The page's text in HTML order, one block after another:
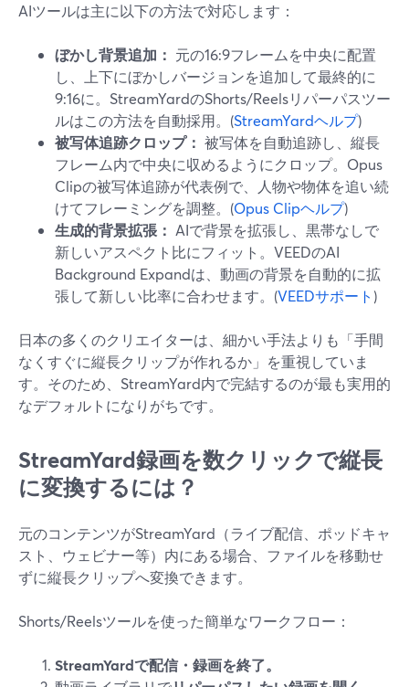
AIツールは主に以下の方法で対応します：
ぼかし背景追加： 元の16:9フレームを中央に配置
し、上下にぼかしバージョンを追加して最終的に
9:16に。StreamYardのShorts/Reelsリパーパスツー
ルはこの方法を自動採用。(StreamYardヘルプ)
被写体追跡クロップ： 被写体を自動追跡し、縦長
フレーム内で中央に収めるようにクロップ。Opus
Clipの被写体追跡が代表例で、人物や物体を追い続
けてフレーミングを調整。(Opus Clipヘルプ)
生成的背景拡張： AIで背景を拡張し、黒帯なしで
新しいアスペクト比にフィット。VEEDのAI
Background Expandは、動画の背景を自動的に拡
張して新しい比率に合わせます。(VEEDサポート )
日本の多くのクリエイターは、細かい手法よりも「手間
なくすぐに縦長クリップが作れるか」を重視していま
す。そのため、StreamYard内で完結するのが最も実用的
なデフォルトになりがちです。
StreamYard録画を数クリックで縦長
に変換するには？
元のコンテンツがStreamYard（ライブ配信、ポッドキャ
スト、ウェビナー等）内にある場合、ファイルを移動せ
ずに縦長クリップへ変換できます。
Shorts/Reelsツールを使った簡単なワークフロー：
StreamYardで配信・録画を終了。